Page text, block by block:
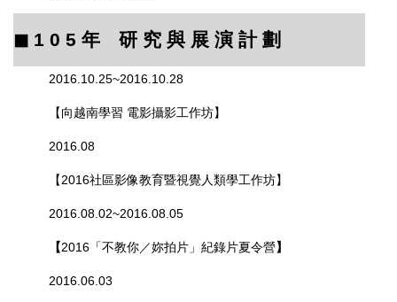
◼︎ 1 0 5 年 研 究 與 展 演 計 劃
2016.10.25~2016.10.28
【向越南學習 電影攝影工作坊】
2016.08
【2016社區影像教育暨視覺人類學工作坊】
2016.08.02~2016.08.05
【2016「不教你／妳拍片」紀錄片夏令營】
2016.06.03